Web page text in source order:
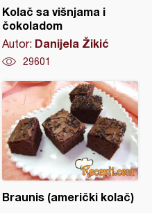
Kolač sa višnjama i
čokoladom
Autor: Danijela Žikić
29601
Braunis (američki kolač)